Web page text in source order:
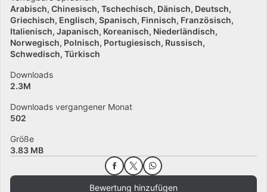
Arabisch Chinesisch Tschechisch Dänisch Deutsch
Griechisch Englisch Spanisch Finnisch Französisch
Italienisch Japanisch Koreanisch Niederländisch
Norwegisch Polnisch Portugiesisch Russisch
Schwedisch Türkisch
Downloads
2.3M
Downloads vergangener Monat
502
Größe
3.83 MB
Bewertung hinzufügen